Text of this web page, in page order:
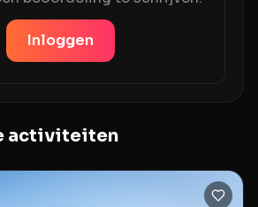
Inloggen
activiteiten